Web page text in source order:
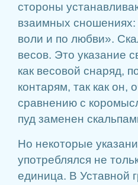
стороны
взаимных сношениях:
воли и по любви».
весов. Это указание
как весовой снаряд,
контарям, так как он,
сравнению с
пуд заменен
Но некоторые
употреблялся не
единица. В Уставной